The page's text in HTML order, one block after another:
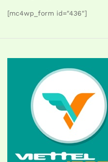
[mc4wp_form id="436"]